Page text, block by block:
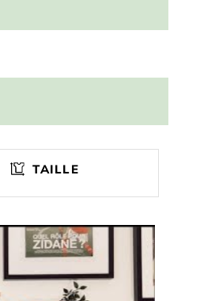
TAILLE